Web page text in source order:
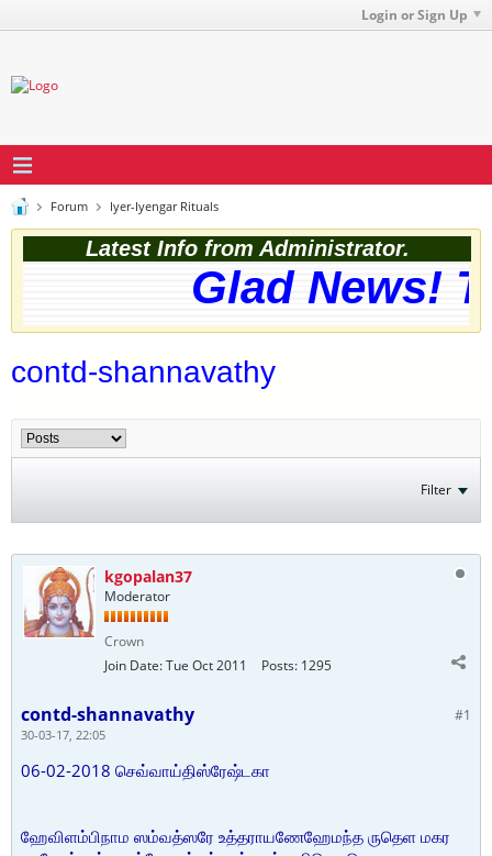
Login or Sign Up
Forum Iyer-Iyengar Rituals
Latest Info from Administrator.
Glad News!
contd-shannavathy
Filter
kgopalan37
Moderator
Crown
Join Date:Tue Oct 2011 Posts: 1295
#1
contd-shannavathy
30-03-17, 22:05
06-02-2018 செவ்வாய்திஸ்ரேஷ்டகா
ஹேவிளம்பிநாம ஸம்வத்ஸரே உத்தராயணேஹேமந்த ருதெள மகர